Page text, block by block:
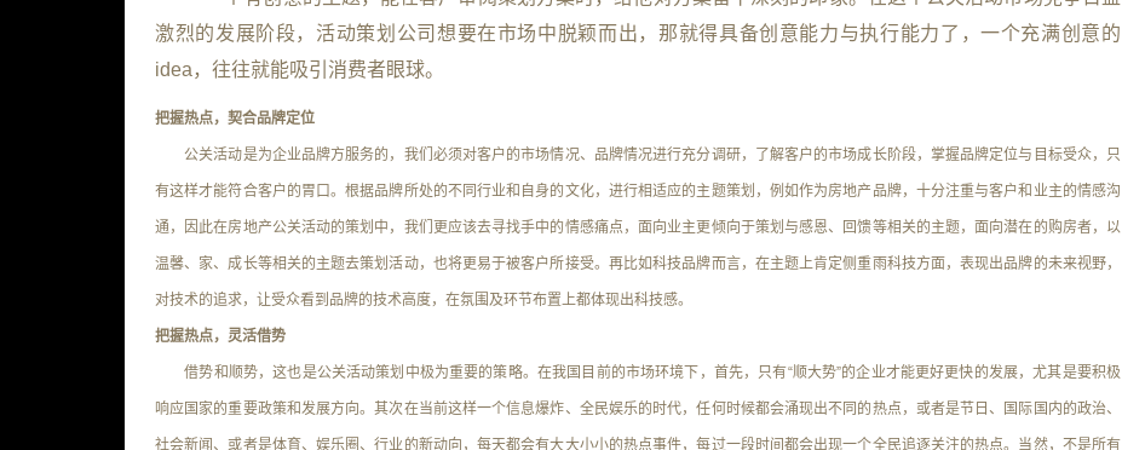
激烈的发展阶段，活动策划公司想要在市场中脱颖而出，那就得具备创意能力与执行能力了，一个充满创意的
idea，往往就能吸引消费者眼球。
把握热点，契合品牌定位
公关活动是为企业品牌方服务的，我们必须对客户的市场情况、品牌情况进行充分调研，了解客户的市场成长阶段，掌握品牌定位与目标受众，只
有这样才能符合客户的胃口。根据品牌所处的不同行业和自身的文化，进行相适应的主题策划，例如作为房地产品牌，十分注重与客户和业主的情感沟
通，因此在房地产公关活动的策划中，我们更应该去寻找手中的情感痛点，面向业主更倾向于策划与感恩、回馈等相关的主题，面向潜在的购房者，以
温馨、家、成长等相关的主题去策划活动，也将更易于被客户所接受。再比如科技品牌而言，在主题上肯定侧重雨科技方面，表现出品牌的未来视野，
对技术的追求，让受众看到品牌的技术高度，在氛围及环节布置上都体现出科技感。
把握热点，灵活借势
借势和顺势，这也是公关活动策划中极为重要的策略。在我国目前的市场环境下，首先，只有“顺大势”的企业才能更好更快的发展，尤其是要积极
响应国家的重要政策和发展方向。其次在当前这样一个信息爆炸、全民娱乐的时代，任何时候都会涌现出不同的热点，或者是节日、国际国内的政治、
社会新闻、或者是体育、娱乐圈、行业的新动向，每天都会有大大小小的热点事件，每过一段时间都会出现一个全民追逐关注的热点。当然，不是所有